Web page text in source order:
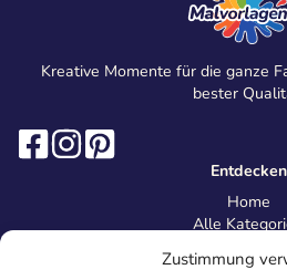
Zustimmung
Kreative Momente für die ganze
bester
Entdecken
Home
Alle